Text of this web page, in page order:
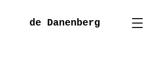
de Danenberg